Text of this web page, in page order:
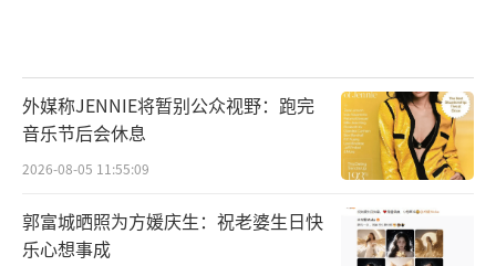
外媒称JENNIE将暂别公众视野：跑完
音乐节后会休息
2026-08-05 11:55:09
郭富城晒照为方媛庆生：祝老婆生日快
乐心想事成